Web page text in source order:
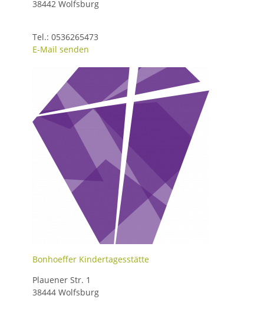
38442 Wolfsburg
Tel.: 0536265473
E-Mail senden
Bonhoeffer Kindertagesstätte
Plauener Str. 1
38444 Wolfsburg